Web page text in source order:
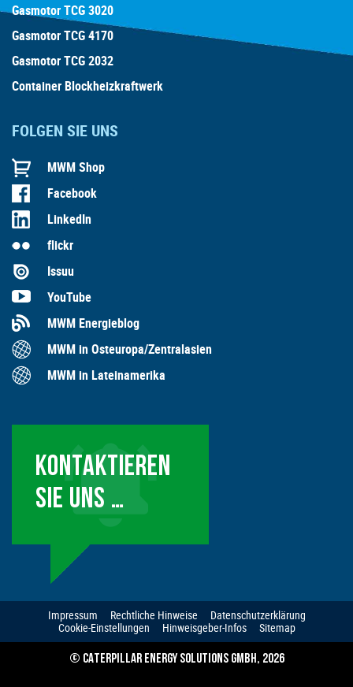
Gasmotor TCG 3020
Gasmotor TCG 4170
Gasmotor TCG 2032
Container Blockheizkraftwerk
FOLGEN SIE UNS
MWM Shop
Facebook
LinkedIn
flickr
Issuu
YouTube
MWM Energieblog
MWM in Osteuropa/Zentralasien
MWM in Lateinamerika
KONTAKTIEREN
SIE UNS …
Impressum Rechtliche Hinweise
Datenschutzerklärung
Cookie-Einstellungen
Hinweisgeber-Infos Sitemap
© CATERPILLAR ENERGY SOLUTIONS GMBH, 2026